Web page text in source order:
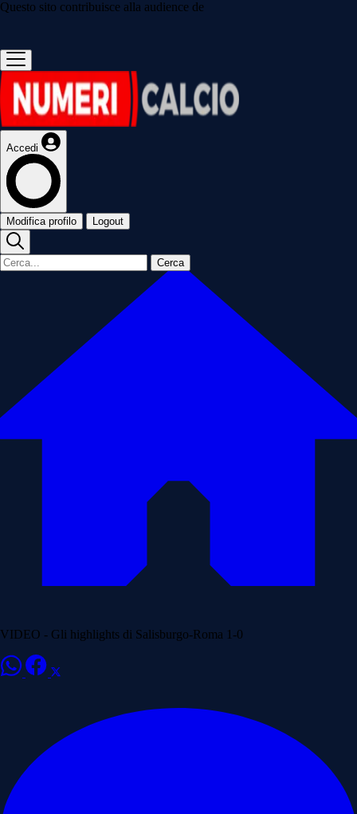
Questo sito contribuisce alla audience de
Accedi
Modifica profilo Logout
Cerca
VIDEO - Gli highlights di Salisburgo-Roma 1-0